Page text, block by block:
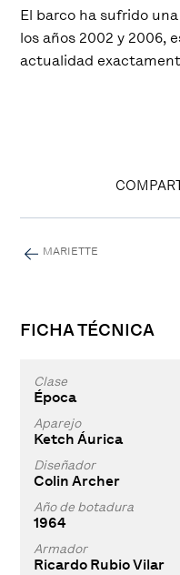
El barco ha sufrido
los años 2002 y 2006,
actualidad
MARIETTE
FICHA TÉCNICA
Clase
Época
Aparejo
Ketch Áurica
Diseñador
Colin Archer
Año de botadura
1964
Armador
Ricardo Rubio Vilar